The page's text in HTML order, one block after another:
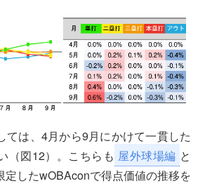
ては、4月から9月にかけて一貫した
（図12）。こちらも 屋外球場編 と
定したwOBAconで得点価値の推移を